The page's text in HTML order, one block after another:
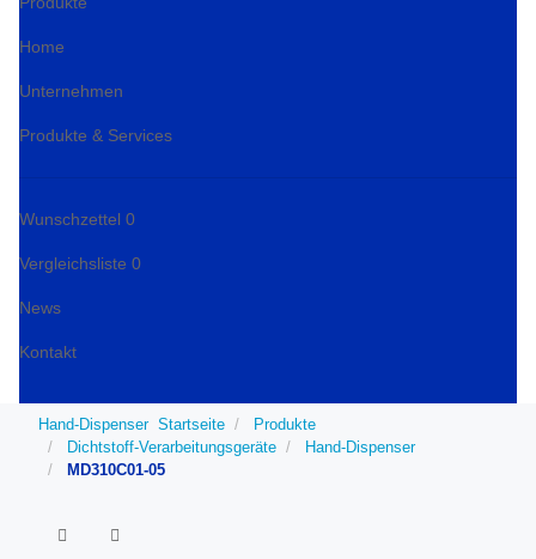
Home
Unternehmen
Produkte & Services
Wunschzettel 0
Vergleichsliste 0
News
Kontakt
Hand-Dispenser Startseite
Produkte
Dichtstoff-Verarbeitungsgeräte
Hand-Dispenser
MD310C01-05